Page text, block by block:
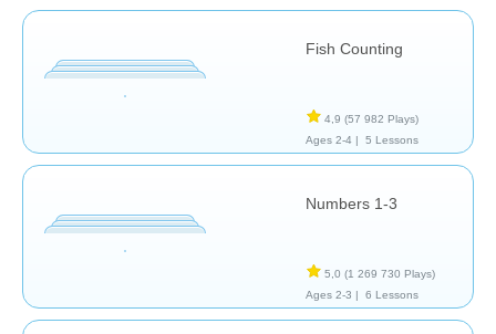
Fish Counting
4,9 (57 982 Plays)
Ages 2-4 |
5 Lessons
Numbers 1-3
5,0 (1 269 730 Plays)
Ages 2-3 |
6 Lessons